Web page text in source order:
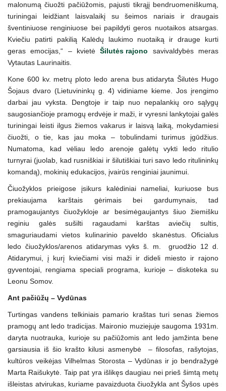
malonumą čiuožti pačiūžomis, pajusti tikrąjį bendruomeniškumą,
turiningai leidžiant laisvalaikį su šeimos nariais ir draugais
šventiniuose renginiuose bei papildyti geros nuotaikos atsargas.
Kviečiu patirti pakilią Kalėdų laukimo nuotaiką ir drauge kurti
geras emocijas,“ – kvietėŠilutės rajono savivaldybės meras
Vytautas Laurinaitis.
Kone 600 kv. metrų ploto ledo arena bus atidaryta Šilutės Hugo
Šojaus dvaro (Lietuvininkų g. 4) vidiniame kieme. Jos įrengimo
darbai jau vyksta. Dengtoje ir taip nuo nepalankių oro sąlygų
saugosiančioje pramogų erdvėje ir maži, ir vyresni lankytojai galės
turiningai leisti ilgus žiemos vakarus ir laisvą laiką, mokydamiesi
čiuožti, o tie, kas jau moka – tobulindami turimus įgūdžius.
Numatoma, kad vėliau ledo arenoje galėtų vykti ledo ritulio
turnyrai (juolab, kad rusniškiai ir šilutiškiai turi savo ledo ritulininkų
komandą), mokinių edukacijos, įvairūs renginiai jaunimui.
Čiuožyklos prieigose įsikurs kalėdiniai nameliai, kuriuose bus
prekiaujama karštais gėrimais bei gardumynais, tad
pramogaujantys čiuožykloje ar besimėgaujantys šiuo žiemišku
reginiu galės sušilti ragaudami karštas aviečių sultis,
smaguriaudami vietos kulinarinio paveldo skanėstus. Oficialus
ledo čiuožyklos/arenos atidarymas vyks š. m. gruodžio 12 d.
Atidarymui, į kurį kviečiami visi maži ir dideli miesto ir rajono
gyventojai, rengiama speciali programa, kurioje – diskoteka su
Leonu Somov.
Ant pačiūžų – Vydūnas
Turtingas vandens telkiniais pamario kraštas turi senas žiemos
pramogų ant ledo tradicijas. Maironio muziejuje saugoma 1931m.
daryta nuotrauka, kurioje su pačiūžomis ant ledo įamžinta bene
garsiausia iš šio krašto kilusi asmenybė – filosofas, rašytojas,
kultūros veikėjas Vilhelmas Storosta – Vydūnas ir jo bendražygė
Marta Raišukytė. Taip pat yra išlikęs daugiau nei prieš šimtą metų
išleistas atvirukas, kuriame pavaizduota čiuožykla ant Šyšos upės